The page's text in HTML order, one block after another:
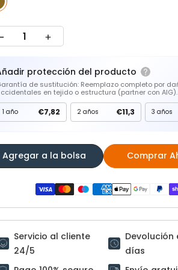
protección del producto
de sustitución: Reemplazo completo por
en tejido o estructura (partner con AIG).
1 año €7,82 2 años €11,3 3 años
Agregar a la bolsa Comprar
Servicio al cliente
24/5
Devolución
días